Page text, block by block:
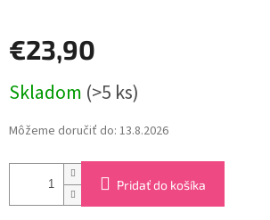
€23,90
cena:
Skladom (>5 ks)
Môžeme doručiť do: 13.8.2026
Pridať do košíka